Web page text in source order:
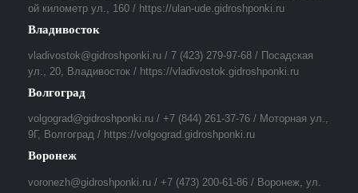
ой километр ул., 160 / https://ulan-ude.gidroshponki.ru
Владивосток
vladivostok@gidroshponki.ru / 7 (423) 279-97-68 / Посадская
ул., 20, Владивосток / https://vladivostok.gidroshponki.ru
Волгоград
volgograd@gidroshponki.ru / +7 (844) 261-37-76 / Моторная ул.,
9Г, Волгоград / https://volgograd.gidroshponki.ru
Воронеж
voronezh@gidroshponki.ru / +7 (473) 200-61-86 / Воронеж, ул.